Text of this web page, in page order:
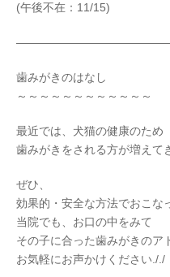
(午後不在：11/15)
歯みがきのはなし
～～～～～～～～～～～～
最近では、犬猫の健康のため
歯みがきをされる方が増えて
ぜひ、
効果的・安全な方法でおこな
当院でも、お口の中をみて
その子に合った歯みがきのア
お気軽にお声かけください././